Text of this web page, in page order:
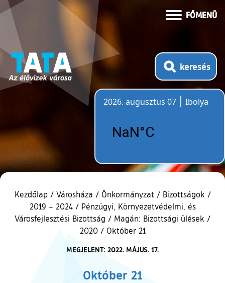
FŐMENÜ
keresés
2026. augusztus 07
Ibolya
Kezdőlap / Városháza / Önkormányzat / Bizottságok /
2019 – 2024 / Pénzügyi, Környezetvédelmi, és
Városfejlesztési Bizottság / Magán: Bizottsági ülések /
2020 / Október 21
MEGJELENT: 2022. MÁJUS. 17.
Október 21